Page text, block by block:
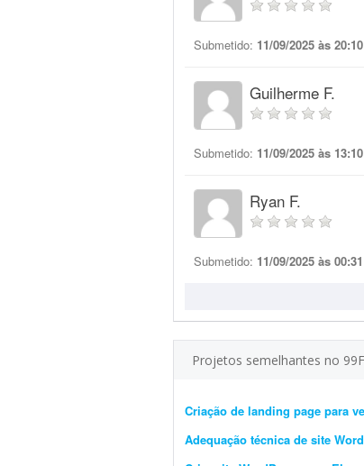
Submetido: 11/09/2025 às 20:10
Guilherme F.
Submetido: 11/09/2025 às 13:10
Ryan F.
Submetido: 11/09/2025 às 00:31
Projetos semelhantes no
Criação de landing page para
Adequação técnica de site